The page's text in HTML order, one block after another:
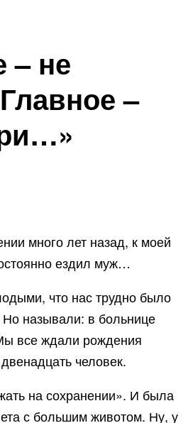
– не
–
много лет назад, к моей
ездил муж…
что нас трудно было
называли: в больнице
все ждали рождения
человек.
на сохранении». И была
с большим животом. Ну, у